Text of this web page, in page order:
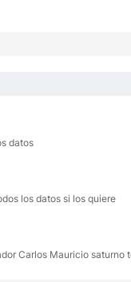
datos
los datos si los quiere
Carlos Mauricio saturno